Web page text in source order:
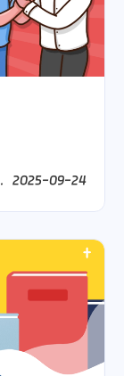
云原生
2025-09-24